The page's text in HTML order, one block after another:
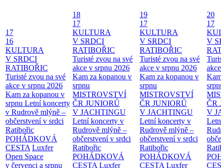
17
16
KULTURA
V SRDCI
RATIBOŘIC
Turisté zvou na své
akce v srpnu 2026
Kam za kopanou v
srpnu Letní koncerty
v Rudrově mlýně –
občerstvení v srdci
Ratibořic
POHÁDKOVÁ
CESTA Luxfer
Open Space
v červenci a srpnu
18
17
KULTURA
V SRDCI
RATIBOŘIC
Turisté zvou na své
akce v srpnu 2026
Kam za kopanou v
srpnu
MISTROVSTVÍ
ČR JUNIORŮ
V JACHTINGU
Letní koncerty v
Rudrově mlýně –
občerstvení v srdci
Ratibořic
POHÁDKOVÁ
CESTA Luxfer
19
17
KULTURA
V SRDCI
RATIBOŘIC
Turisté zvou na své
akce v srpnu 2026
Kam za kopanou v
srpnu
MISTROVSTVÍ
ČR JUNIORŮ
V JACHTINGU
Letní koncerty v
Rudrově mlýně –
občerstvení v srdci
Ratibořic
POHÁDKOVÁ
CESTA Luxfer
20
17
V
ČR
V